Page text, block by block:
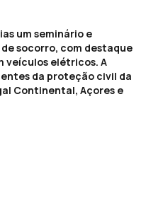
um seminário e
socorro, com destaque
veículos elétricos. A
da proteção civil da
Continental, Açores e